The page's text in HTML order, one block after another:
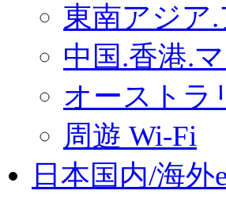
東南アジア
中国.香港.
オーストラ
周遊 Wi-Fi
日本国内/海